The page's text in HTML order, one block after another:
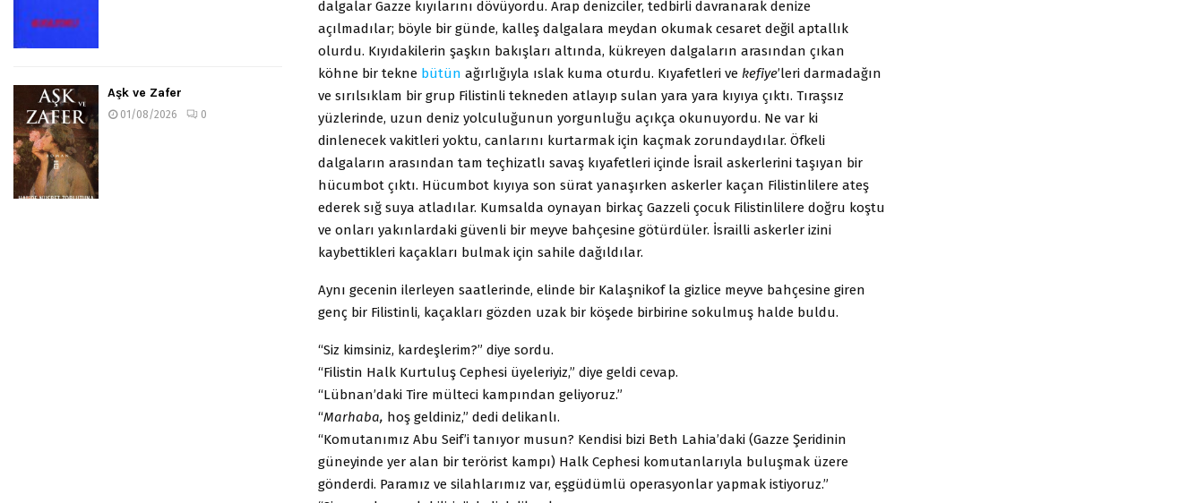
dalgalar Gazze kıyılarını dövüyor­du. Arap denizciler, tedbirli davranarak denize
açılmadılar; böyle bir günde, kalleş dalgalara meydan okumak cesaret de­ğil aptallık
olurdu. Kıyıdakilerin şaşkın bakışları altında, kük­reyen dalgaların arasından çıkan
köhne bir tekne bütün ağır­lığıyla ıslak kuma oturdu. Kıyafetleri ve kefiye’leri darmadağın
ve sırılsıklam bir grup Filistinli tekneden atlayıp sulan yara yara kıyıya çıktı. Tıraşsız
yüzlerinde, uzun deniz yolculuğu­nun yorgunluğu açıkça okunuyordu. Ne var ki
dinlenecek va­kitleri yoktu, canlarını kurtarmak için kaçmak zorundaydılar. Öfkeli
dalgaların arasından tam teçhizatlı savaş kıyafetleri içinde İsrail askerlerini taşıyan bir
hücumbot çıktı. Hücum­bot kıyıya son sürat yanaşırken askerler kaçan Filistinlilere ateş
ederek sığ suya atladılar. Kumsalda oynayan birkaç Gazzeli çocuk Filistinlilere doğru koştu
ve onları yakınlardaki gü­venli bir meyve bahçesine götürdüler. İsrailli askerler izini
kaybettikleri kaçakları bulmak için sahile dağıldılar.
Aynı gecenin ilerleyen saatlerinde, elinde bir Kalaşnikof la gizlice meyve bahçesine giren
genç bir Filistinli, kaçakları göz­den uzak bir köşede birbirine sokulmuş halde buldu.
“Siz kimsiniz, kardeşlerim?” diye sordu.
“Filistin Halk Kurtuluş Cephesi üyeleriyiz,” diye geldi cevap.
“Lübnan’daki Tire mülteci kampından geliyoruz.”
“Marhaba, hoş geldiniz,” dedi delikanlı.
“Komutanımız Abu Seif’i tanıyor musun? Kendisi bizi Beth Lahia’daki (Gazze Şeridinin
güneyinde yer alan bir te­rörist kampı) Halk Cephesi komutanlarıyla buluşmak üzere
gönderdi. Paramız ve silahlarımız var, eşgüdümlü operasyon­lar yapmak istiyoruz.”
Aşk ve Zafer
01/08/2026 0